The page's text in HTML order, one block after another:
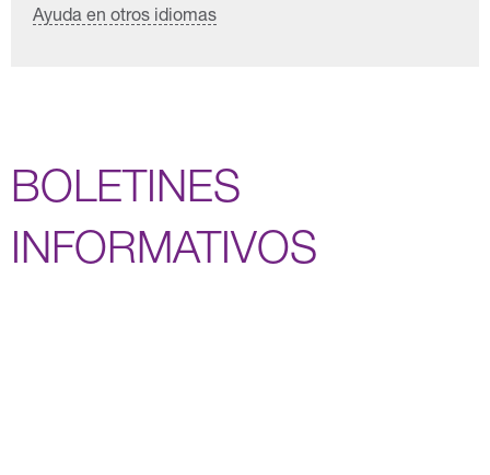
Ayuda en otros idiomas
BOLETINES
INFORMATIVOS